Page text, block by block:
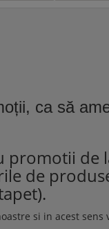
ca să
promotii de
de
si in acest